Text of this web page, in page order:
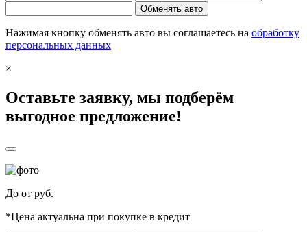
Обменять авто
Нажимая кнопку обменять авто вы соглашаетесь на обработку
персональных данных
×
Оставьте заявку, мы подберём
выгодное предложение!
До от руб.
*Цена актуальна при покупке в кредит